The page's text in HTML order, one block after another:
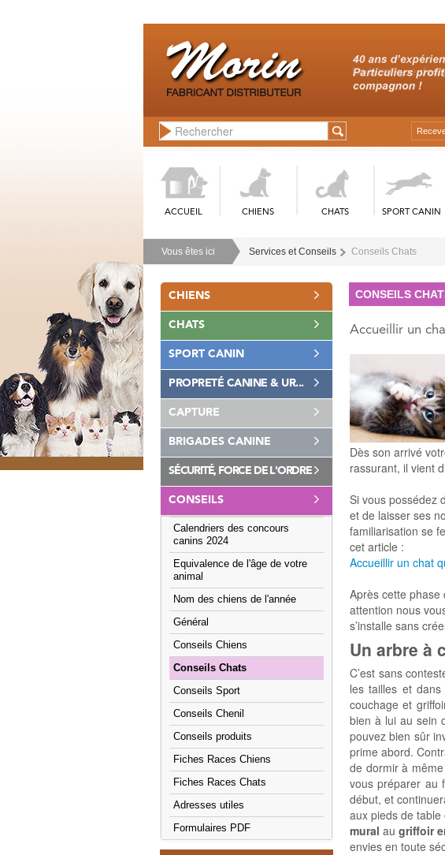
ACCUEIL CHIENS CHATS SPORT CANIN
Vous êtes ici Services et Conseils Conseils Chats
CHIENS
CHATS
SPORT CANIN
PROPRETÉ CANINE & UR...
CAPTURE
BRIGADES CANINE
SÉCURITÉ, FORCE DE L'ORDRE
CONSEILS
Calendriers des concours
canins 2024
Equivalence de l'âge de votre
animal
Nom des chiens de l'année
Général
Conseils Chiens
Conseils Chats
Conseils Sport
Conseils Chenil
Conseils produits
Fiches Races Chiens
Fiches Races Chats
Adresses utiles
Formulaires PDF
CONSEILS
Accueillir un
Dès son arrivé
rassurant, il vient
Si vous possédez
et de laisser ses
familiarisation se
cet article :
Accueillir un chat
Après cette phase
attention nous
s’installe sans
Un arbre à
C’est sans
les tailles et
couchage et
bien à lui au sein
pouvez bien sûr
prime abord.
de dormir à
vous préparer au
début, et
aux pieds de
mural augriffoir
envies en toute